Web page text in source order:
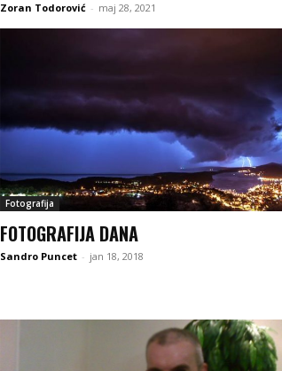
Zoran Todorović - maj 28, 2021
Fotografija
FOTOGRAFIJA DANA
Sandro Puncet - jan 18, 2018